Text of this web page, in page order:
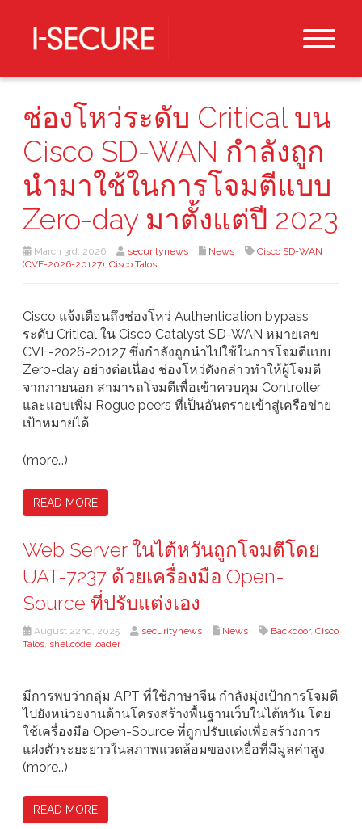
ช่องโหว่ระดับ Critical บน
Cisco SD-WAN กำลังถูก
นำมาใช้ในการโจมตีแบบ
Zero-day มาตั้งแต่ปี 2023
March 3rd, 2026 securitynews News
Cisco SD-WAN
(CVE-2026-20127), Cisco Talos
Cisco แจ้งเตือนถึงช่องโหว่ Authentication bypass
ระดับ Critical ใน Cisco Catalyst SD-WAN หมายเลข
CVE-2026-20127 ซึ่งกำลังถูกนำไปใช้ในการโจมตีแบบ
Zero-day อย่างต่อเนื่อง ช่องโหว่ดังกล่าวทำให้ผู้โจมตี
จากภายนอก สามารถโจมตีเพื่อเข้าควบคุม Controller
และแอบเพิ่ม Rogue peers ที่เป็นอันตรายเข้าสู่เครือข่าย
เป้าหมายได้
(more…)
READ MORE
Web Server ในไต้หวันถูกโจมตีโดย
UAT-7237 ด้วยเครื่องมือ Open-
Source ที่ปรับแต่งเอง
August 22nd, 2025 securitynews News Backdoor, Cisco
Talos, shellcode loader
มีการพบว่ากลุ่ม APT ที่ใช้ภาษาจีน กำลังมุ่งเป้าการโจมตี
ไปยังหน่วยงานด้านโครงสร้างพื้นฐานเว็บในไต้หวัน โดย
ใช้เครื่องมือ Open-Source ที่ถูกปรับแต่งเพื่อสร้างการ
แฝงตัวระยะยาวในสภาพแวดล้อมของเหยื่อที่มีมูลค่าสูง
(more…)
READ MORE